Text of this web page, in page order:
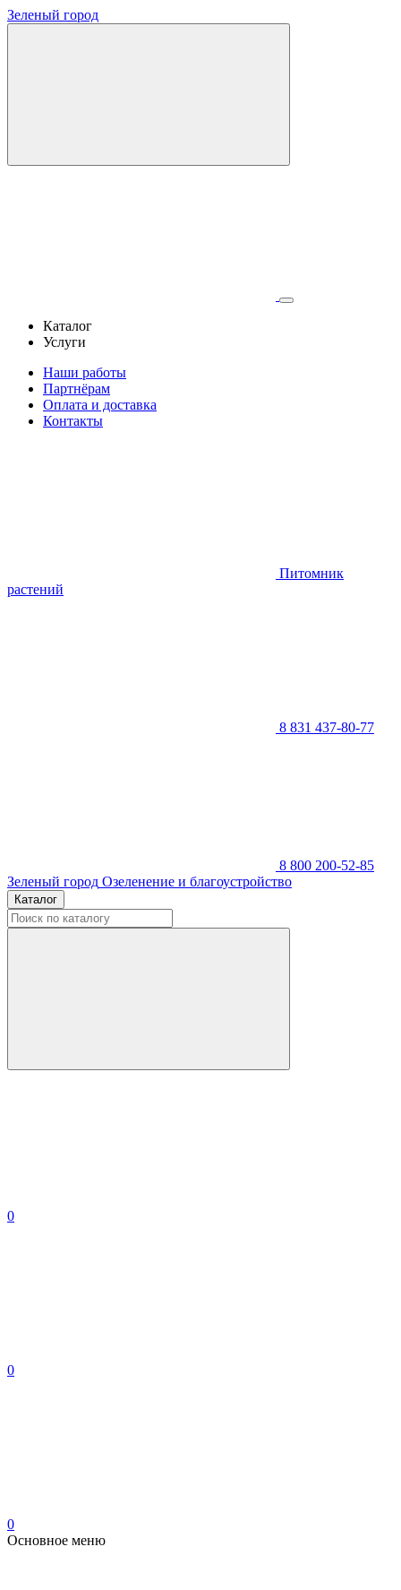
Зеленый город
Каталог
Услуги
Наши работы
Партнёрам
Оплата и доставка
Контакты
Питомник
растений
8 831 437-80-77
8 800 200-52-85
Зеленый город Озеленение и благоустройство
Каталог
0
0
0
Основное меню